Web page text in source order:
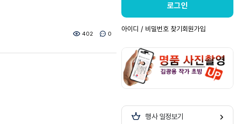
402 0
로그인
아이디 / 비밀번호 찾기 회원가입
행사 일정보기